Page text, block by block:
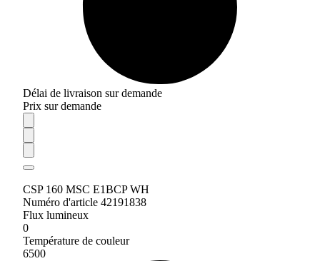
Délai de livraison sur demande
Prix sur demande
CSP 160 MSC E1BCP WH
Numéro d'article 42191838
Flux lumineux
0
Température de couleur
6500